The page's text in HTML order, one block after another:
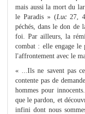
mais aussi la mort du
le Paradis » (Luc 27,
péchés, dans le don de
foi. Par ailleurs, la
combat : elle engage le
l'affrontement avec le
« ...Ils ne savent pas
contente pas de
hommes pour
que le pardon, et
infini dont nous